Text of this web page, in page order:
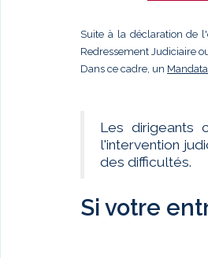
Suite à la déclaration de
Redressement Judiciaire
Dans ce cadre, un
Les dirigeants
l'intervention
des difficultés.
Si votre